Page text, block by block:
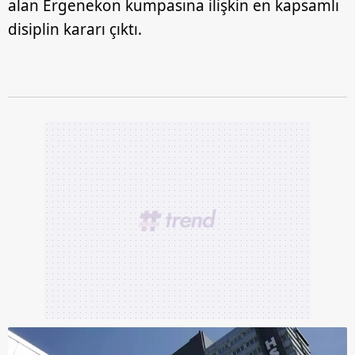
alan Ergenekon kumpasına ilişkin en kapsamlı
disiplin kararı çıktı.